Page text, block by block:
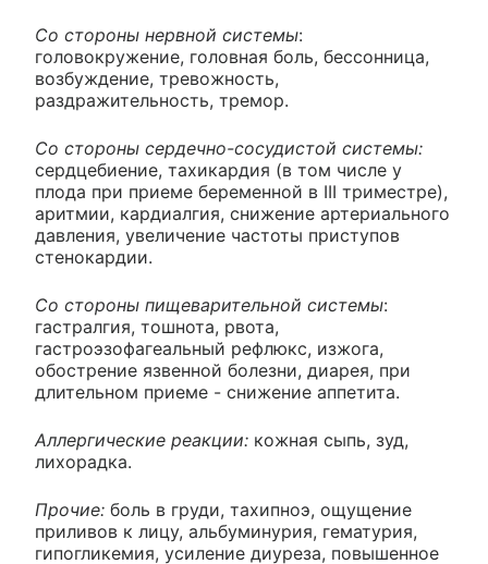
Со стороны нервной системы:
головокружение, головная боль, бессонница,
возбуждение, тревожность,
раздражительность, тремор.
Со стороны сердечно-сосудистой системы:
сердцебиение, тахикардия (в том числе у
плода при приеме беременной в III триместре),
аритмии, кардиалгия, снижение артериального
давления, увеличение частоты приступов
стенокардии.
Со стороны пищеварительной системы:
гастралгия, тошнота, рвота,
гастроэзофагеальный рефлюкс, изжога,
обострение язвенной болезни, диарея, при
длительном приеме - снижение аппетита.
Аллергические реакции: кожная сыпь, зуд,
лихорадка.
Прочие: боль в груди, тахипноэ, ощущение
приливов к лицу, альбуминурия, гематурия,
гипогликемия, усиление диуреза, повышенное